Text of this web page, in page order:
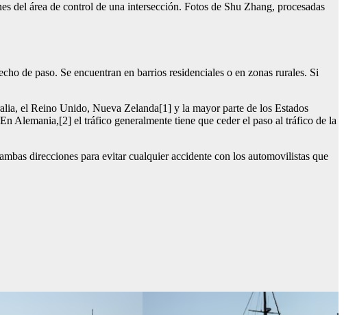
del área de control de una intersección. Fotos de Shu Zhang, procesadas
de paso. Se encuentran en barrios residenciales o en zonas rurales. Si
el Reino Unido, Nueva Zelanda[1] y la mayor parte de los Estados
Alemania,[2] el tráfico generalmente tiene que ceder el paso al tráfico de la
direcciones para evitar cualquier accidente con los automovilistas que